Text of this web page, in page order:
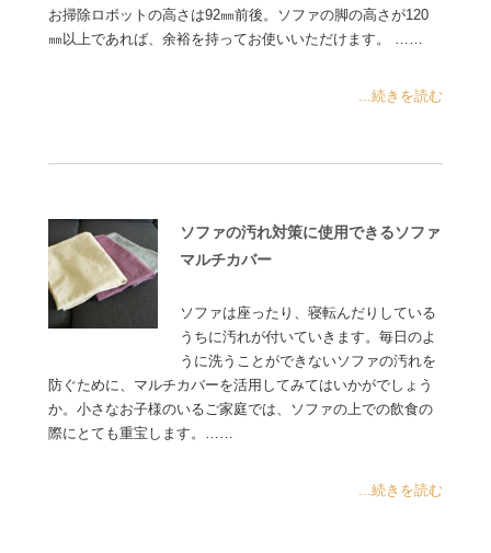
お掃除ロボットの高さは92㎜前後。ソファの脚の高さが120
㎜以上であれば、余裕を持ってお使いいただけます。 ……
...続きを読む
ソファの汚れ対策に使用できるソファ
マルチカバー
ソファは座ったり、寝転んだりしている
うちに汚れが付いていきます。毎日のよ
うに洗うことができないソファの汚れを
防ぐために、マルチカバーを活用してみてはいかがでしょう
か。小さなお子様のいるご家庭では、ソファの上での飲食の
際にとても重宝します。……
...続きを読む